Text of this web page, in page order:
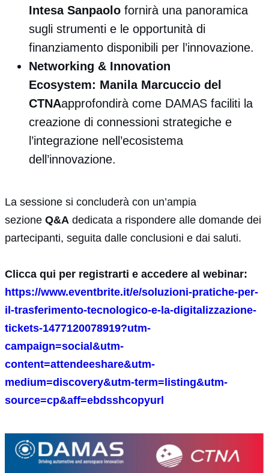
Intesa Sanpaolo fornirà una panoramica
sugli strumenti e le opportunità di
finanziamento disponibili per l’innovazione.
Networking & Innovation
Ecosystem: Manila Marcuccio del
CTNAapprofondirà come DAMAS faciliti la
creazione di connessioni strategiche e
l’integrazione nell’ecosistema
dell’innovazione.
La sessione si concluderà con un’ampia
sezione Q&A dedicata a rispondere alle domande dei
partecipanti, seguita dalle conclusioni e dai saluti.
Clicca qui per registrarti e accedere al webinar:
https://www.eventbrite.it/e/soluzioni-pratiche-per-
il-trasferimento-tecnologico-e-la-digitalizzazione-
tickets-1477120078919?utm-
campaign=social&utm-
content=attendeeshare&utm-
medium=discovery&utm-term=listing&utm-
source=cp&aff=ebdsshcopyurl